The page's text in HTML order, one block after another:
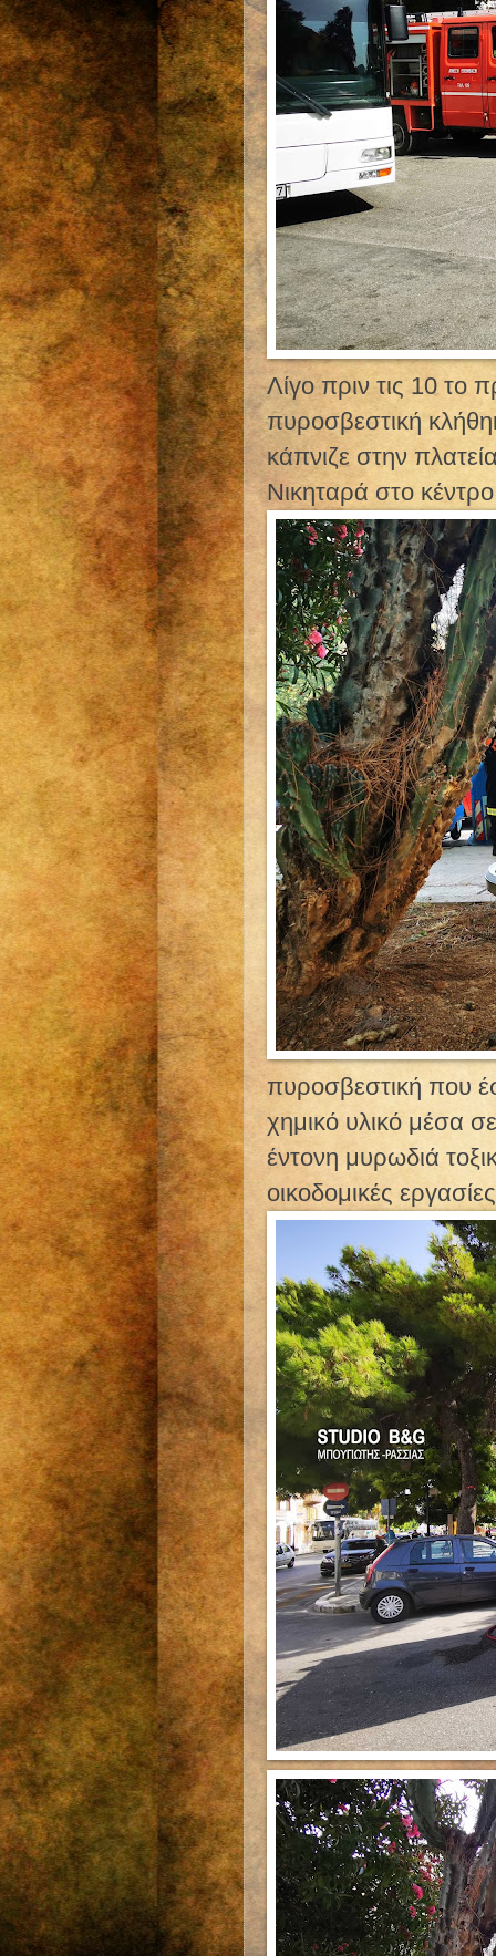
Λίγο πριν τις 10 το
πυροσβεστική
κάπνιζε στην
Νικηταρά στο
πυροσβεστική που
χημικό υλικό μέσα
έντονη μυρωδιά
οικοδομικές